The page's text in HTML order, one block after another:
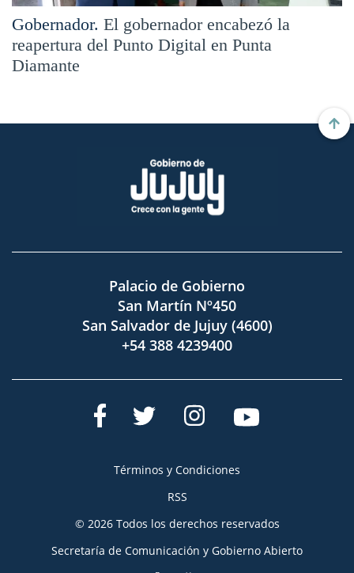
Gobernador. El gobernador encabezó la
reapertura del Punto Digital en Punta
Diamante
Palacio de Gobierno
San Martín Nº450
San Salvador de Jujuy (4600)
+54 388 4239400
Términos y Condiciones
RSS
© 2026 Todos los derechos reservados
Secretaría de Comunicación y Gobierno Abierto